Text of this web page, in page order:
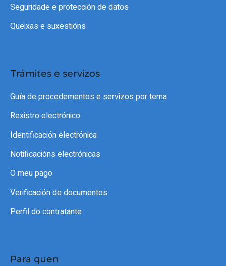
Seguridade e protección de datos
Queixas e suxestións
Trámites e servizos
Guía de procedementos e servizos por tema
Rexistro electrónico
Identificación electrónica
Notificacións electrónicas
O meu pago
Verificación de documentos
Perfil do contratante
Para quen